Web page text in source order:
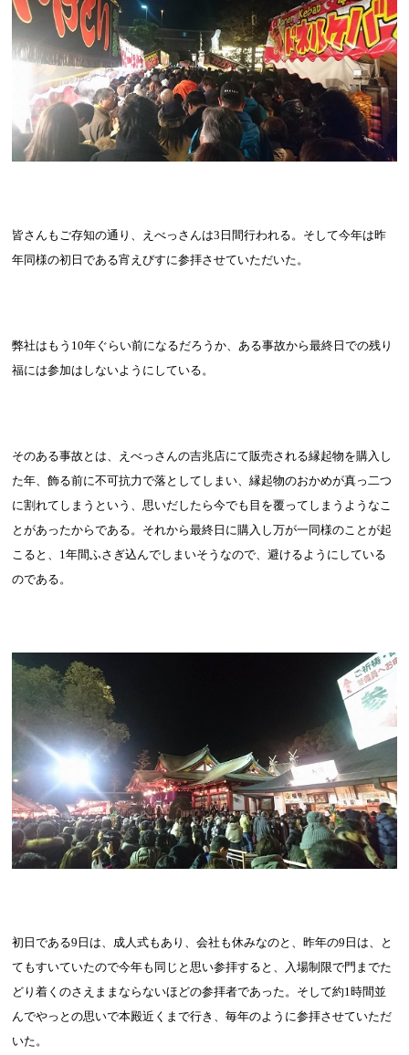
皆さんもご存知の通り、えべっさんは3 日間行われる。そして今年は昨
年同様の初日である宵えびすに参拝させていただいた。
弊社はもう 10年ぐらい前になるだろうか、ある事故から最終日での残り
福には参加はしないようにしている。
そのある事故とは、えべっさんの吉兆店にて販売される縁起物を購入し
た年、飾る前に不可抗力で落としてしまい、縁起物のおかめが真っ二つ
に割れてしまうという、思いだしたら今でも目を覆ってしまうようなこ
とがあったからである。それから最終日に購入し万が一同様のことが起
こると、 1年間ふさぎ込んでしまいそうなので、避けるようにしている
のである。
初日である9 日は、成人式もあり、会社も休みなのと、昨年の9 日は、と
てもすいていたので今年も同じと思い参拝すると、入場制限で門までた
どり着くのさえままならないほどの参拝者であった。そして約1時間並
んでやっとの思いで本殿近くまで行き、毎年のように参拝させていただ
いた。